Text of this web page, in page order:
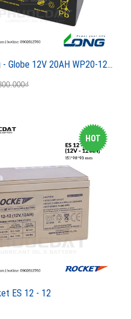
Ắc quy Long - Globe 12V 20AH WP20-12, ắc quy cho UPS, thang máy
HOT
ES 12 - 12